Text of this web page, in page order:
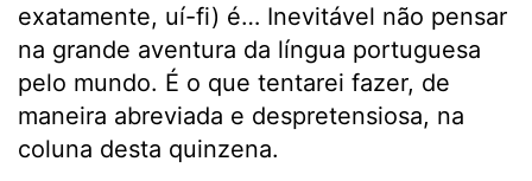
exatamente, uí-fi) é… Inevitável não pensar
na grande aventura da língua portuguesa
pelo mundo. É o que tentarei fazer, de
maneira abreviada e despretensiosa, na
coluna desta quinzena.